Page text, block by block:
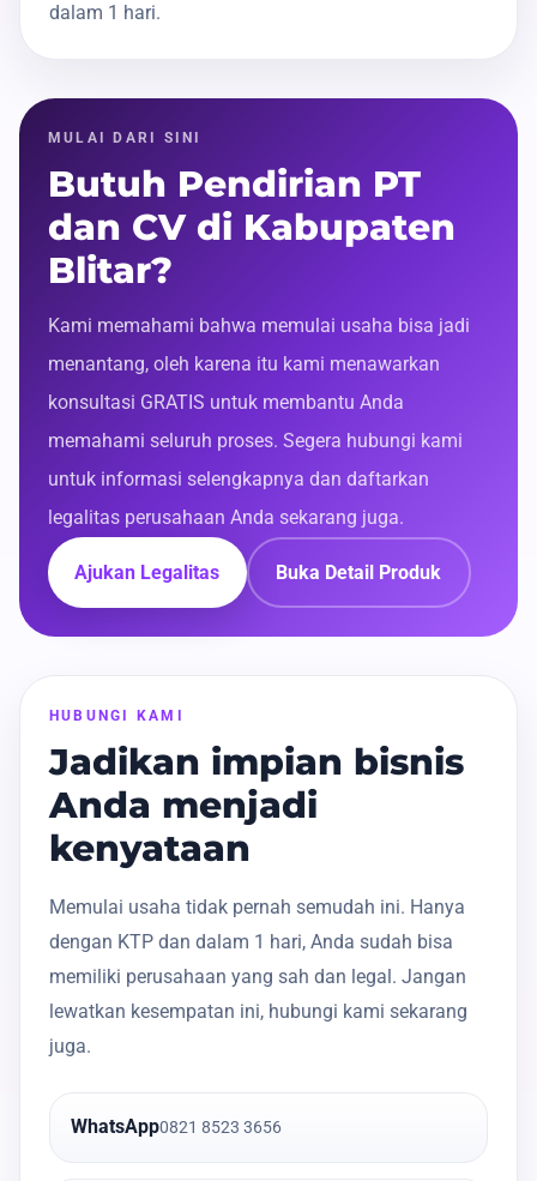
dalam 1 hari.
MULAI DARI SINI
Butuh Pendirian PT
dan CV di Kabupaten
Blitar?
Kami memahami bahwa memulai usaha bisa jadi
menantang, oleh karena itu kami menawarkan
konsultasi GRATIS untuk membantu Anda
memahami seluruh proses. Segera hubungi kami
untuk informasi selengkapnya dan daftarkan
legalitas perusahaan Anda sekarang juga.
Ajukan Legalitas Buka Detail Produk
HUBUNGI KAMI
Jadikan impian bisnis
Anda menjadi
kenyataan
Memulai usaha tidak pernah semudah ini. Hanya
dengan KTP dan dalam 1 hari, Anda sudah bisa
memiliki perusahaan yang sah dan legal. Jangan
lewatkan kesempatan ini, hubungi kami sekarang
juga.
WhatsApp0821 8523 3656